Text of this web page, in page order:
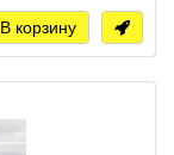
В корзину